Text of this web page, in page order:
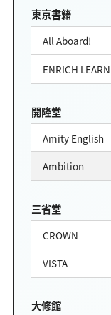
東京書籍
All Aboard!
ENRICH
開隆堂
Amity English
Ambition
三省堂
CROWN
VISTA
大修館